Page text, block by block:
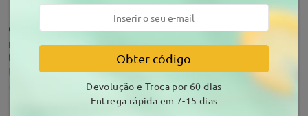
Olá, boa tarde! Gostaria de expor aqui por este
meio, a minha gratidão pelos meus óculos! O
tempo de espera por eles foi bem curto visto que
temos de 9-19 dias para recebê-lo. Veio em ótimo
estado (novo), bem embalado e mais lindo que
nunca! Ficou super bem no meu rosto e a lente
Obter código
Devolução e Troca por 60 dias
Entrega rápida em 7-15 dias